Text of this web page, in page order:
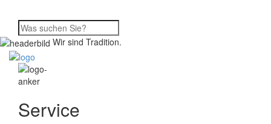
Wir sind Tradition.
Service